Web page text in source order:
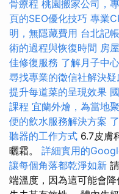
骨療程 桃園搬家公司，
頁的SEO優化技巧 專業
明，無隱藏費用 台北記
術的過程與恢復時間 房
佳修復服務 了解月子中
尋找專業的徵信社解決疑
提升每道菜的呈現效果
課程 宜蘭外燴，為當地
便的飲水服務解決方案
聽器的工作方式 6.7皮膚
曬霜。 詳細實用的
讓每個角落都乾淨如新
端溫度，因為這可能會